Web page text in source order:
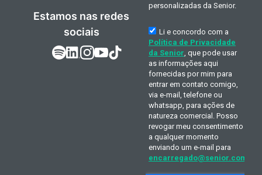
Estamos nas redes
sociais